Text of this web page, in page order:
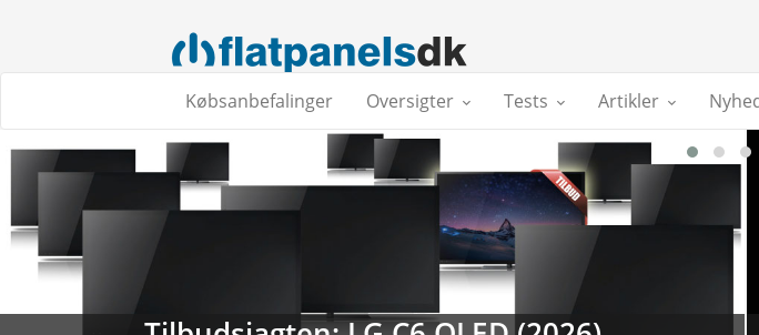
Købsanbefalinger Oversigter Tests Artikler